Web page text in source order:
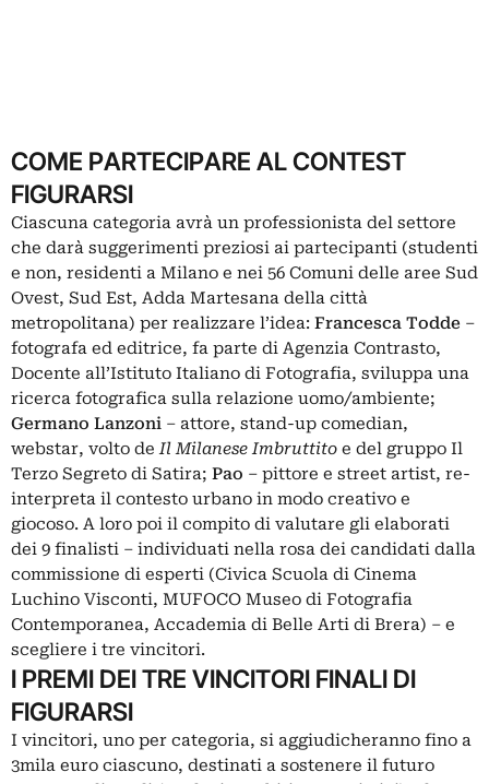
COME PARTECIPARE AL CONTEST
FIGURARSI
Ciascuna categoria avrà un professionista del settore
che darà suggerimenti preziosi ai partecipanti (studenti
e non, residenti a Milano e nei 56 Comuni delle aree Sud
Ovest, Sud Est, Adda Martesana della città
metropolitana) per realizzare l’idea: Francesca Todde –
fotografa ed editrice, fa parte di Agenzia Contrasto,
Docente all’Istituto Italiano di Fotografia, sviluppa una
ricerca fotografica sulla relazione uomo/ambiente;
Germano Lanzoni – attore, stand-up comedian,
webstar, volto deIl Milanese Imbruttito e del gruppo Il
Terzo Segreto di Satira; Pao – pittore e street artist, re-
interpreta il contesto urbano in modo creativo e
giocoso. A loro poi il compito di valutare gli elaborati
dei 9 finalisti – individuati nella rosa dei candidati dalla
commissione di esperti (Civica Scuola di Cinema
Luchino Visconti, MUFOCO Museo di Fotografia
Contemporanea, Accademia di Belle Arti di Brera) – e
scegliere i tre vincitori.
I PREMI DEI TRE VINCITORI FINALI DI
FIGURARSI
I vincitori, uno per categoria, si aggiudicheranno fino a
3mila euro ciascuno, destinati a sostenere il futuro